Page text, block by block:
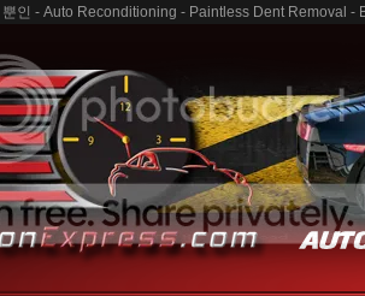
뿐인 - Auto Reconditioning - Paintless Dent Removal -